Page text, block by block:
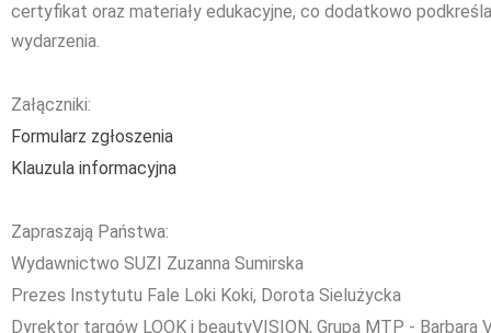
certyfikat oraz materiały edukacyjne, co dodatkowo
wydarzenia.
Załączniki:
Formularz zgłoszenia
Klauzula informacyjna
Zapraszają Państwa:
Wydawnictwo SUZI Zuzanna Sumirska
Prezes Instytutu Fale Loki Koki, Dorota Sielużycka
Dyrektor targów LOOK i beautyVISION, Grupa MTP - Barbara